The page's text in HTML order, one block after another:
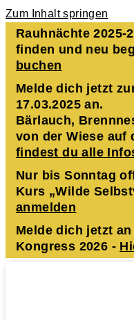
Zum Inhalt springen
Rauhnächte 2025-
finden und neu
buchen
Melde dich jetzt
17.03.2025 an.
Bärlauch,
von der Wiese auf
findest du alle
Nur bis Sonntag
Kurs „Wilde
anmelden
Melde dich jetzt
Kongress 2026 -